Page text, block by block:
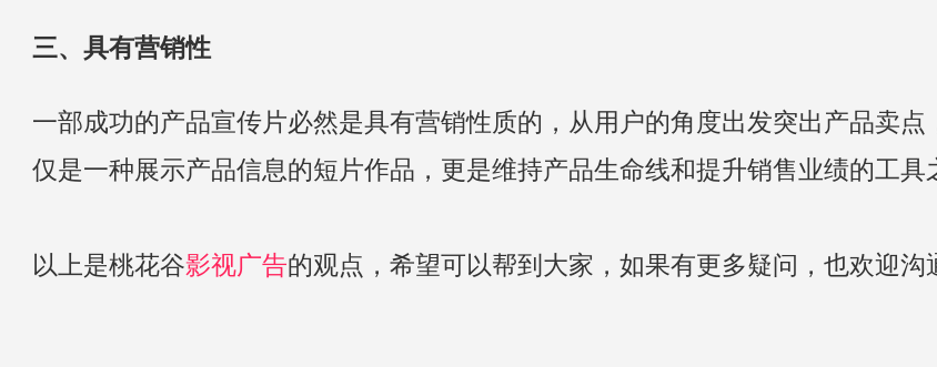
三、具有营销性
一部成功的产品宣传片必然是具有营销性质的，从用户的角度出发突出产品卖
仅是一种展示产品信息的短片作品，更是维持产品生命线和提升销售业绩的工具
以上是桃花谷影视广告的观点，希望可以帮到大家，如果有更多疑问，也欢迎沟